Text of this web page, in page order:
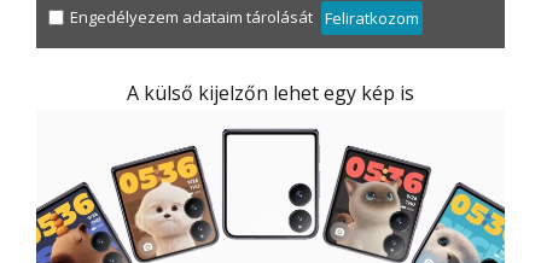
Engedélyezem adataim tárolását Feliratkozom
A külső kijelzőn lehet egy kép is